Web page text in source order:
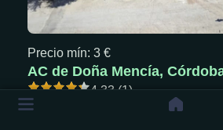
Precio mín: 3 €
AC de Doña Mencía,
4.33 (1)